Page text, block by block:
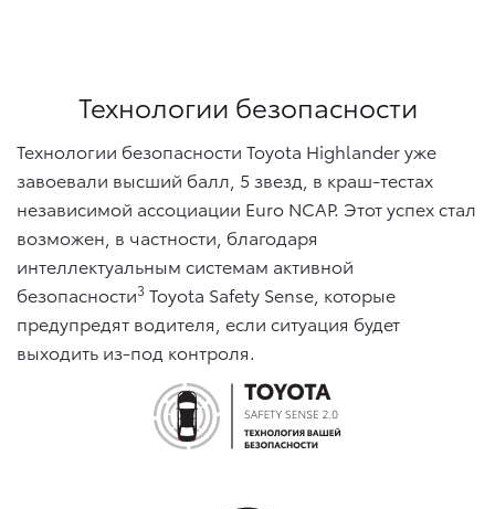
Технологии безопасности
Технологии безопасности Toyota Highlander уже
завоевали высший балл, 5 звезд, в краш-тестах
независимой ассоциации Euro NCAP. Этот успех стал
возможен, в частности, благодаря
интеллектуальным системам активной
безопасности3 Toyota Safety Sense, которые
предупредят водителя, если ситуация будет
выходить из-под контроля.